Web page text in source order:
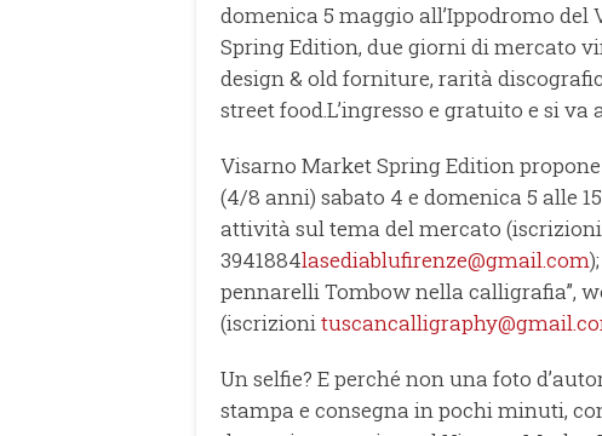
domenica 5 maggio all’Ippodromo
Spring Edition, due giorni di mercato
design & old forniture, rarità
street food.L’ingresso e gratuito e si va
Visarno Market Spring Edition
(4/8 anni) sabato 4 e domenica 5 alle
attività sul tema del mercato
3941884lasediablufirenze@gmail.com
pennarelli Tombow nella calligrafia”,
(iscrizioni
Un selfie? E perché non una foto
stampa e consegna in pochi minuti,